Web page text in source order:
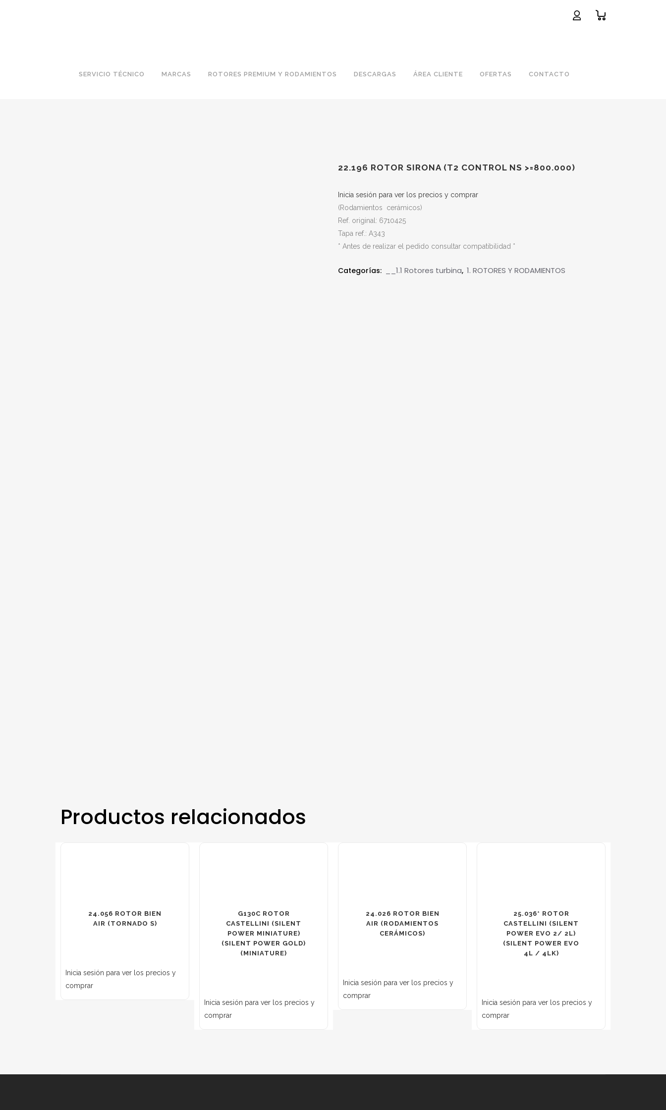
SERVICIO TÉCNICO MARCAS ROTORES PREMIUM Y RODAMIENTOS DESCARGAS ÁREA CLIENTE OFERTAS CONTACTO
22.196 ROTOR SIRONA (T2 CONTROL NS >=800.000)
Inicia sesión para ver los precios y comprar
(Rodamientos cerámicos)
Ref. original: 6710425
Tapa ref.: A343
* Antes de realizar el pedido consultar compatibilidad *
Categorías: __1.1 Rotores turbina, 1. ROTORES Y RODAMIENTOS
Productos relacionados
24.056 ROTOR BIEN
AIR (TORNADO S)
Inicia sesión para ver los precios y
comprar
G130C ROTOR
CASTELLINI (SILENT
POWER MINIATURE)
(SILENT POWER GOLD)
(MINIATURE)
Inicia sesión para ver los precios y
comprar
24.026 ROTOR BIEN
AIR (RODAMIENTOS
CERÁMICOS)
Inicia sesión para ver los precios y
comprar
25.036* ROTOR
CASTELLINI (SILENT
POWER EVO 2/ 2L)
(SILENT POWER EVO
4L / 4LK)
Inicia sesión para ver los precios y
comprar